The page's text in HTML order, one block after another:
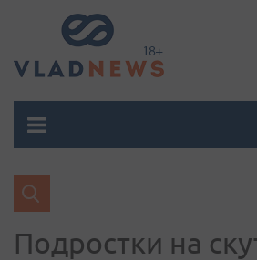
Подростки на